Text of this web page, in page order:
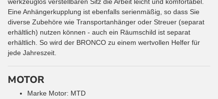
werkzeuglos verstellbaren Sitz die Arbeit leicht und komfortabel.
Eine Anhängerkupplung ist ebenfalls serienmäßig, so dass Sie
diverse Zubehöre wie Transportanhänger oder Streuer (separat
erhältlich) nutzen können - auch ein Räumschild ist separat
erhältlich. So wird der BRONCO zu einem wertvollen Helfer für
jede Jahreszeit.
MOTOR
Marke Motor: MTD